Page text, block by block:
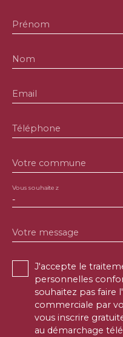
Prénom
Nom
Email
Téléphone
Votre commune
-
Vous souhaitez
Votre message
J'accepte le
personnelles
souhaitez pas faire
commerciale par
vous inscrire
au démarchage